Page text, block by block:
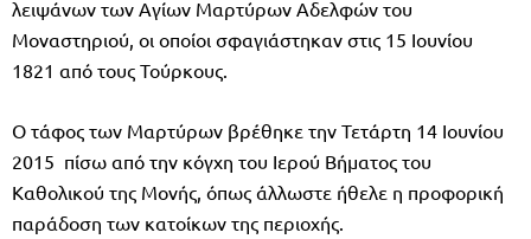
λειψάνων των Αγίων Μαρτύρων Αδελφών του
Μοναστηριού, οι οποίοι σφαγιάστηκαν στις 15 Ιουνίου
1821 από τους Τούρκους.
Ο τάφος των Μαρτύρων βρέθηκε την Τετάρτη 14 Ιουνίου
2015 πίσω από την κόγχη του Ιερού Βήματος του
Καθολικού της Μονής, όπως άλλωστε ήθελε η προφορική
παράδοση των κατοίκων της περιοχής.